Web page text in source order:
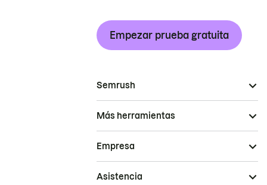
Empezar prueba gratuita
Semrush
Más herramientas
Empresa
Asistencia